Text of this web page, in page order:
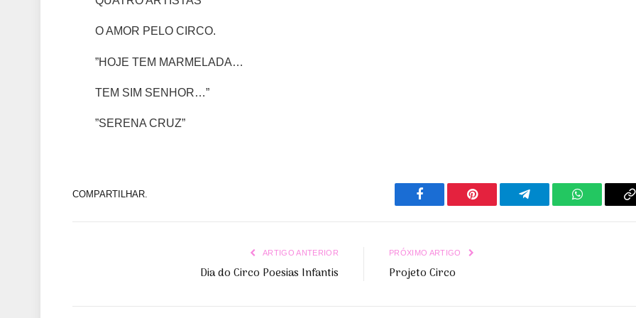
O AMOR PELO CIRCO.
”HOJE TEM MARMELADA…
TEM SIM SENHOR…”
”SERENA CRUZ”
COMPARTILHAR.
Facebook Pinterest TelegramaWhatsApp
ARTIGO ANTERIOR
Dia do Circo Poesias Infantis
PRÓXIMO ARTIGO
Projeto Circo